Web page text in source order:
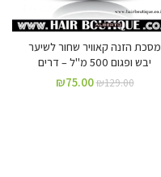
מסכת הזנה קאוויר שחור לשיער
יבש ופגום 500 מ"ל – דרים
₪129.00
₪75.00